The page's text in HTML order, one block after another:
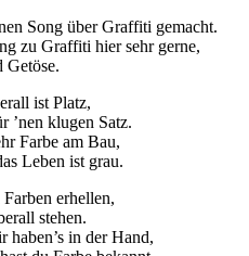
Song über Graffiti gemacht.
zu Graffiti hier sehr gerne,
Getöse.
ist Platz,
’nen klugen Satz.
Farbe am Bau,
Leben ist grau.
erhellen,
stehen.
haben’s in der Hand,